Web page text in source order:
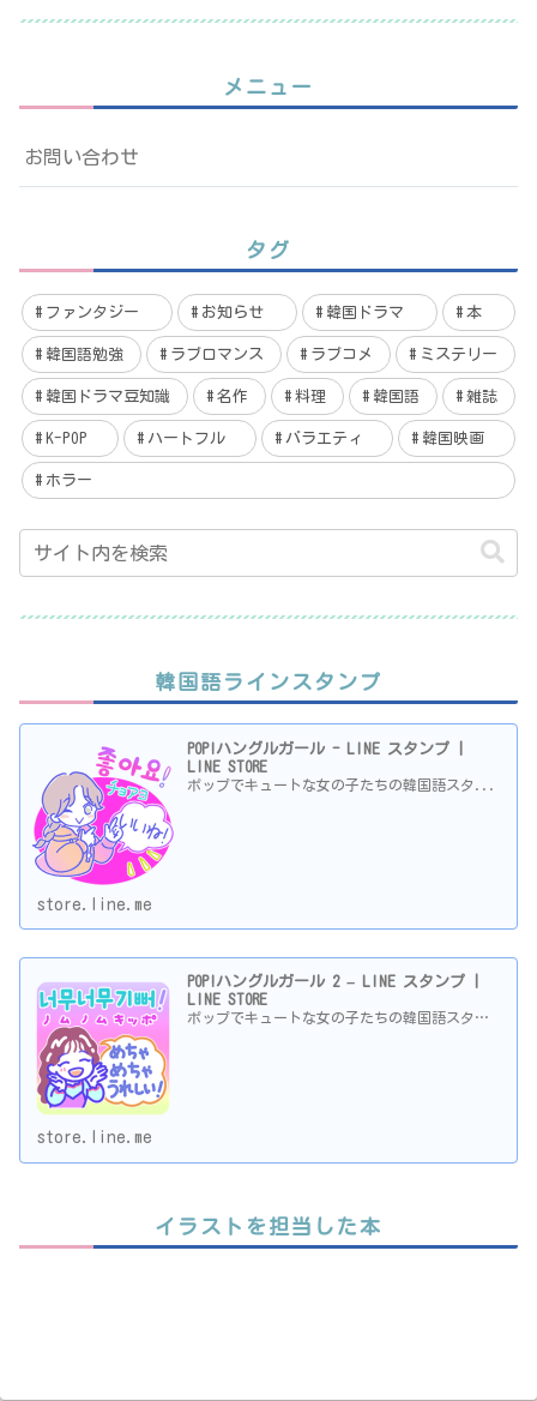
メニュー
お問い合わせ
タグ
ファンタジー お知らせ 韓国ドラマ 本
韓国語勉強 ラブロマンス ラブコメ ミステリー
韓国ドラマ豆知識 名作 料理 韓国語 雑誌
K-POP ハートフル バラエティ 韓国映画
ホラー
韓国語ラインスタンプ
POP!ハングルガール - LINE スタンプ |
LINE STORE
ポップでキュートな女の子たちの韓国語スタ...
store.line.me
POP!ハングルガール 2 – LINE スタンプ |
LINE STORE
ポップでキュートな女の子たちの韓国語スタ…
store.line.me
イラストを担当した本